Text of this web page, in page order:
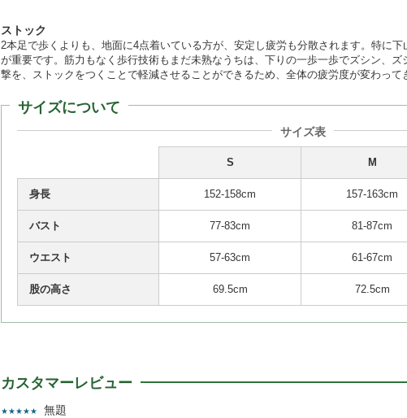
ストック
2本足で歩くよりも、地面に4点着いている方が、安定し疲労も分散されます。特に
が重要です。筋力もなく歩行技術もまだ未熟なうちは、下りの一歩一歩でズシン、
撃を、ストックをつくことで軽減させることができるため、全体の疲労度が変わって
サイズについて
サイズ表
S M
身長 152-158cm 157-163cm
バスト 77-83cm 81-87cm
ウエスト 57-63cm 61-67cm
股の高さ 69.5cm 72.5cm
カスタマーレビュー
★★★★★
無題